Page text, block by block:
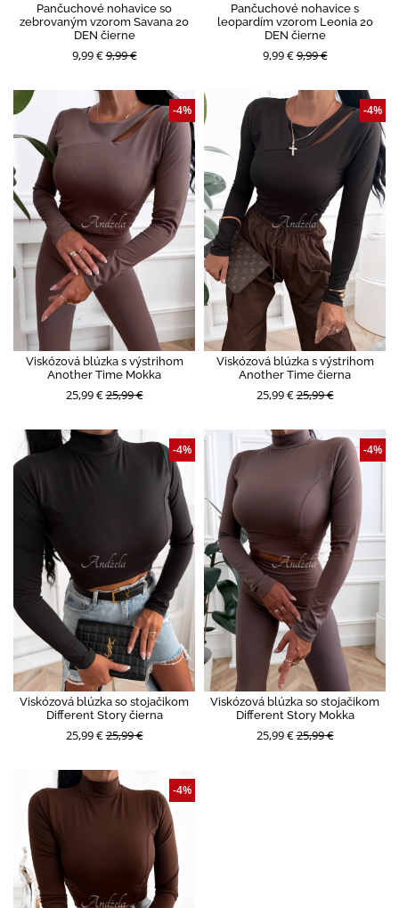
Pančuchové nohavice so
zebrovaným vzorom Savana 20
DEN čierne
9,99 €9,99 €
Pančuchové nohavice s
leopardím vzorom Leonia 20
DEN čierne
9,99 €9,99 €
Viskózová blúzka s výstrihom
Another Time Mokka
25,99 €25,99 €
-4%
Viskózová blúzka s výstrihom
Another Time čierna
25,99 €25,99 €
-4%
Viskózová blúzka so stojačikom
Different Story čierna
25,99 €25,99 €
-4%
Viskózová blúzka so stojačikom
Different Story Mokka
25,99 €25,99 €
-4%
-4%